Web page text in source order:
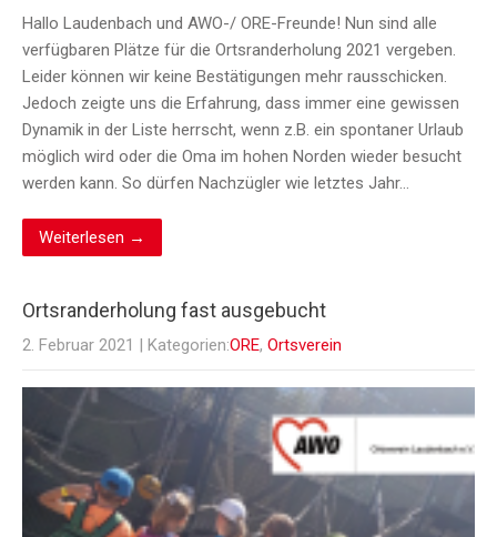
Hallo Laudenbach und AWO-/ ORE-Freunde! Nun sind alle
verfügbaren Plätze für die Ortsranderholung 2021 vergeben.
Leider können wir keine Bestätigungen mehr rausschicken.
Jedoch zeigte uns die Erfahrung, dass immer eine gewissen
Dynamik in der Liste herrscht, wenn z.B. ein spontaner Urlaub
möglich wird oder die Oma im hohen Norden wieder besucht
werden kann. So dürfen Nachzügler wie letztes Jahr…
Weiterlesen →
Ortsranderholung fast ausgebucht
2. Februar 2021 | Kategorien:ORE, Ortsverein